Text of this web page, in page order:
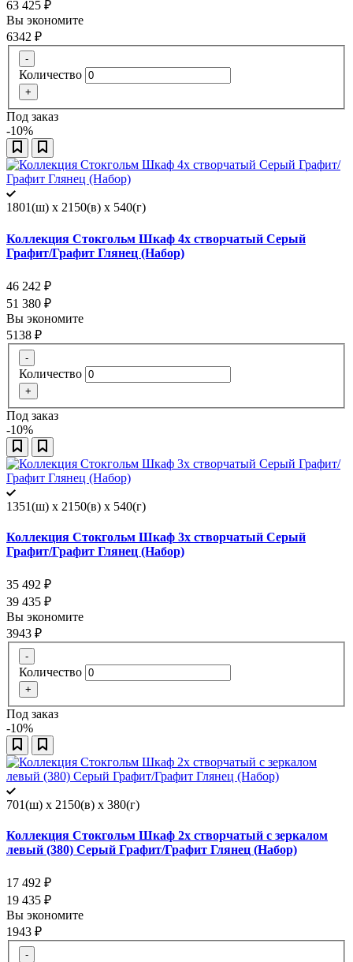
63 425 ₽
Вы экономите
6342 ₽
-
Количество
+
Под заказ
-10%
1801(ш) x 2150(в) x 540(г)
Коллекция Стокгольм Шкаф 4х створчатый Серый
Графит/Графит Глянец (Набор)
46 242 ₽
51 380 ₽
Вы экономите
5138 ₽
-
Количество
+
Под заказ
-10%
1351(ш) x 2150(в) x 540(г)
Коллекция Стокгольм Шкаф 3х створчатый Серый
Графит/Графит Глянец (Набор)
35 492 ₽
39 435 ₽
Вы экономите
3943 ₽
-
Количество
+
Под заказ
-10%
701(ш) x 2150(в) x 380(г)
Коллекция Стокгольм Шкаф 2х створчатый с зеркалом
левый (380) Серый Графит/Графит Глянец (Набор)
17 492 ₽
19 435 ₽
Вы экономите
1943 ₽
-